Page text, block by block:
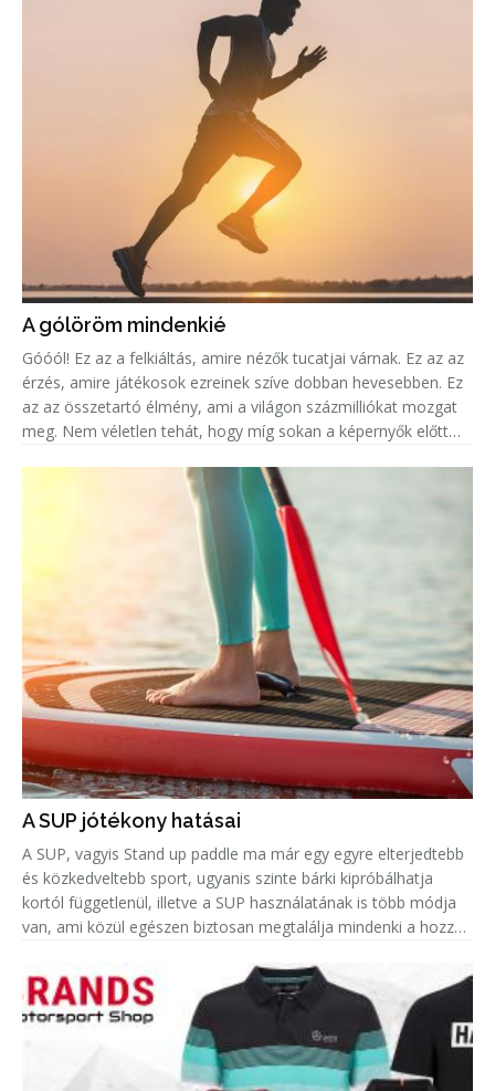
A gólöröm mindenkié
Góóól! Ez az a felkiáltás, amire nézők tucatjai várnak. Ez az az
érzés, amire játékosok ezreinek szíve dobban hevesebben. Ez
az az összetartó élmény, ami a világon százmilliókat mozgat
meg. Nem véletlen tehát, hogy míg sokan a képernyők előtt
A SUP jótékony hatásai
A SUP, vagyis Stand up paddle ma már egy egyre elterjedtebb
és közkedveltebb sport, ugyanis szinte bárki kipróbálhatja
kortól függetlenül, illetve a SUP használatának is több módja
van, ami közül egészen biztosan megtalálja mindenki a hozzá